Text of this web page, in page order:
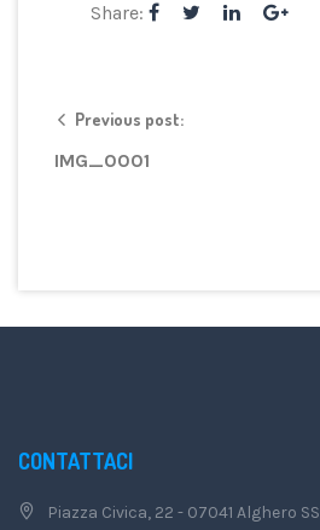
Share:
Previous post:
IMG_0001
CONTATTACI
Piazza Civica, 22 - 07041 Alghero SS